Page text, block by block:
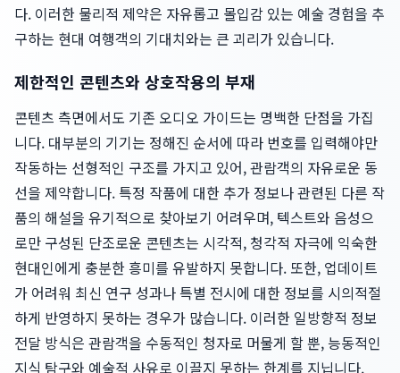
다. 이러한 물리적 제약은 자유롭고 몰입감 있는 예술 경험을 추
구하는 현대 여행객의 기대치와는 큰 괴리가 있습니다.
제한적인 콘텐츠와 상호작용의 부재
콘텐츠 측면에서도 기존 오디오 가이드는 명백한 단점을 가집
니다. 대부분의 기기는 정해진 순서에 따라 번호를 입력해야만
작동하는 선형적인 구조를 가지고 있어, 관람객의 자유로운 동
선을 제약합니다. 특정 작품에 대한 추가 정보나 관련된 다른 작
품의 해설을 유기적으로 찾아보기 어려우며, 텍스트와 음성으
로만 구성된 단조로운 콘텐츠는 시각적, 청각적 자극에 익숙한
현대인에게 충분한 흥미를 유발하지 못합니다. 또한, 업데이트
가 어려워 최신 연구 성과나 특별 전시에 대한 정보를 시의적절
하게 반영하지 못하는 경우가 많습니다. 이러한 일방향적 정보
전달 방식은 관람객을 수동적인 청자로 머물게 할 뿐, 능동적인
지식 탐구와 예술적 사유로 이끌지 못하는 한계를 지닙니다.